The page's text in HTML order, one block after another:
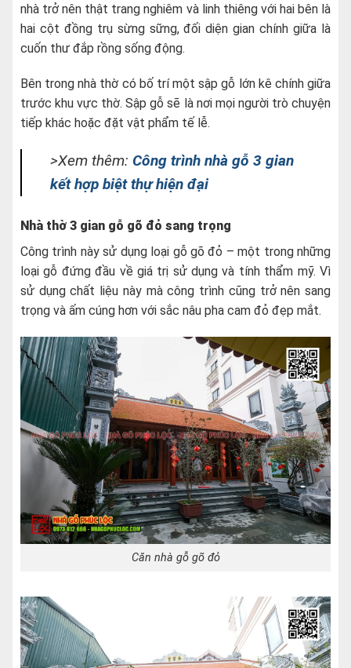
nhà trở nên thật trang nghiêm và linh thiêng với hai bên là
hai cột đồng trụ sừng sững, đối diện gian chính giữa là
cuốn thư đắp rồng sống động.
Bên trong nhà thờ có bố trí một sập gỗ lớn kê chính giữa
trước khu vực thờ. Sập gỗ sẽ là nơi mọi người trò chuyện
tiếp khác hoặc đặt vật phẩm tế lễ.
>Xem thêm: Công trình nhà gỗ 3 gian
kết hợp biệt thự hiện đại
Nhà thờ 3 gian gỗ gõ đỏ sang trọng
Công trình này sử dụng loại gỗ gõ đỏ – một trong những
loại gỗ đứng đầu về giá trị sử dụng và tính thẩm mỹ. Vì
sử dụng chất liệu này mà công trình cũng trở nên sang
trọng và ấm cúng hơn với sắc nâu pha cam đỏ đẹp mắt.
Căn nhà gỗ gõ đỏ